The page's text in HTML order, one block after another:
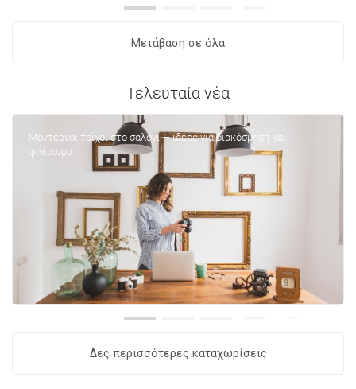
Μετάβαση σε όλα
Τελευταία νέα
Μοντέρνοι τοίχοι στο σαλόνι — ιδέες για διακόσμηση και
φινίρισμα
Δες περισσότερες καταχωρίσεις